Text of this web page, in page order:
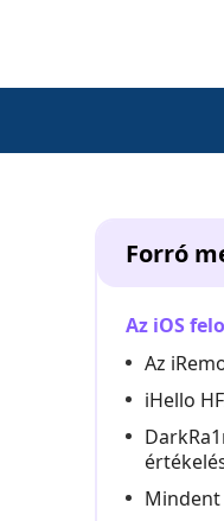
Forró
Az iOS
Az
iHello
Mindent